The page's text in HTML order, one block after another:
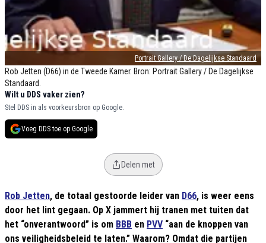
Portrait Gallery / De Dagelijkse Standaard
Rob Jetten (D66) in de Tweede Kamer. Bron: Portrait Gallery / De Dagelijkse
Standaard.
Wilt u DDS vaker zien?
Stel DDS in als voorkeursbron op Google.
Voeg DDS toe op Google
Delen met
Rob Jetten, de totaal gestoorde leider van D66, is weer eens
door het lint gegaan. Op X jammert hij tranen met tuiten dat
het “onverantwoord” is om BBB en PVV “aan de knoppen van
ons veiligheidsbeleid te laten.” Waarom? Omdat die partijen